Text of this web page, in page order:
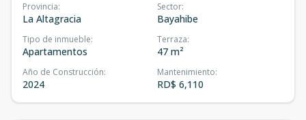
Provincia:
La Altagracia
Sector:
Bayahibe
Tipo de inmueble:
Apartamentos
Terraza:
47 m²
Año de Construcción:
2024
Mantenimiento:
RD$ 6,110